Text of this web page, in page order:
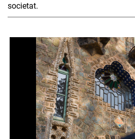
societat.